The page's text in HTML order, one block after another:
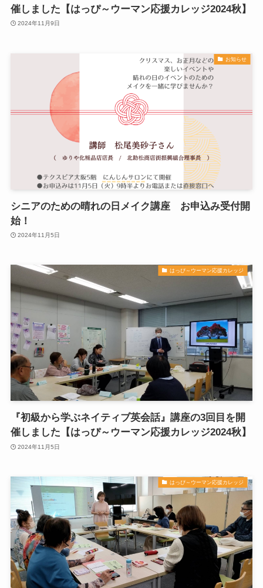
催しました【はっぴ～ウーマン応援カレッジ2024秋】
2024年11月9日
お知らせ
シニアのための晴れの日メイク講座 お申込み受付開
始！
2024年11月5日
はっぴ～ウーマン応援カレッジ
『初級から学ぶネイティブ英会話』講座の3回目を開
催しました【はっぴ～ウーマン応援カレッジ2024秋】
2024年11月5日
はっぴ～ウーマン応援カレッジ